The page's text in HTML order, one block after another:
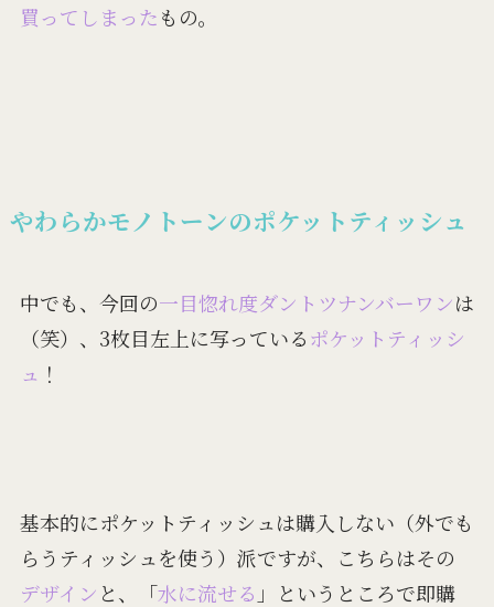
買ってしまったもの。
やわらかモノトーンのポケットティッシュ
中でも、今回の一目惚れ度ダントツナンバーワンは
（笑）、3枚目左上に写っているポケットティッシ
ュ ！
基本的にポケットティッシュは購入しない（外でも
らうティッシュを使う）派ですが、こちらはその
デザイン と、「水に流せる 」というところで即購